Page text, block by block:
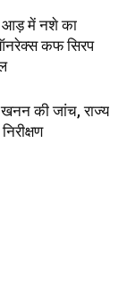
आड़ में नशे का
कफ सिरप
की जांच, राज्य